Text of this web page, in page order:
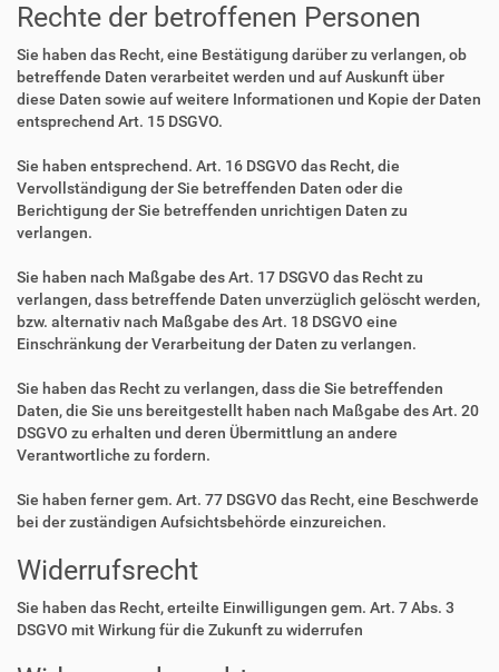
Rechte der betroffenen Personen
Sie haben das Recht, eine Bestätigung darüber zu verlangen, ob
betreffende Daten verarbeitet werden und auf Auskunft über
diese Daten sowie auf weitere Informationen und Kopie der Daten
entsprechend Art. 15 DSGVO.
Sie haben entsprechend. Art. 16 DSGVO das Recht, die
Vervollständigung der Sie betreffenden Daten oder die
Berichtigung der Sie betreffenden unrichtigen Daten zu
verlangen.
Sie haben nach Maßgabe des Art. 17 DSGVO das Recht zu
verlangen, dass betreffende Daten unverzüglich gelöscht werden,
bzw. alternativ nach Maßgabe des Art. 18 DSGVO eine
Einschränkung der Verarbeitung der Daten zu verlangen.
Sie haben das Recht zu verlangen, dass die Sie betreffenden
Daten, die Sie uns bereitgestellt haben nach Maßgabe des Art. 20
DSGVO zu erhalten und deren Übermittlung an andere
Verantwortliche zu fordern.
Sie haben ferner gem. Art. 77 DSGVO das Recht, eine Beschwerde
bei der zuständigen Aufsichtsbehörde einzureichen.
Widerrufsrecht
Sie haben das Recht, erteilte Einwilligungen gem. Art. 7 Abs. 3
DSGVO mit Wirkung für die Zukunft zu widerrufen